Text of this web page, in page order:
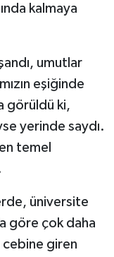
kalmaya
umutlar
eşiğinde
görüldü ki,
yerinde saydı.
temel
üniversite
göre çok daha
cebine giren